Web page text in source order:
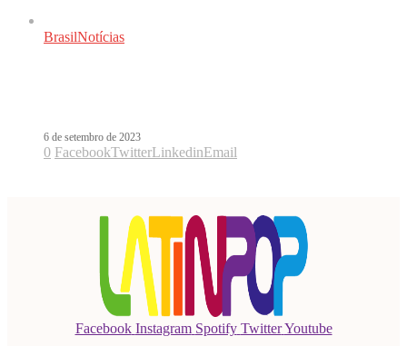
BrasilNotícias
6 de setembro de 2023
0 FacebookTwitterLinkedinEmail
Facebook Instagram Spotify Twitter Youtube